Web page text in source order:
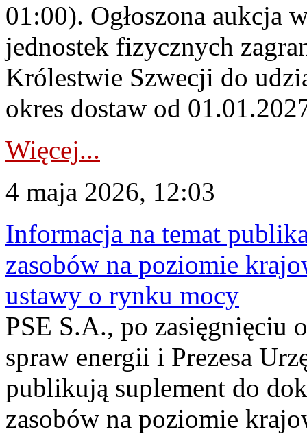
01:00). Ogłoszona aukcja
jednostek fizycznych
Królestwie Szwecji do
okres dostaw od
Więcej...
4 maja 2026, 12:03
Informacja na temat
zasobów na poziomie
ustawy o rynku mocy
PSE S.A., po zasięgnięciu
spraw energii i Prezesa
publikują suplement do
zasobów na poziomie